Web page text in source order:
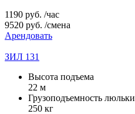
1190 руб. /час
9520 руб. /смена
Арендовать
ЗИЛ 131
Высота подъема
22 м
Грузоподъемность люльки
250 кг